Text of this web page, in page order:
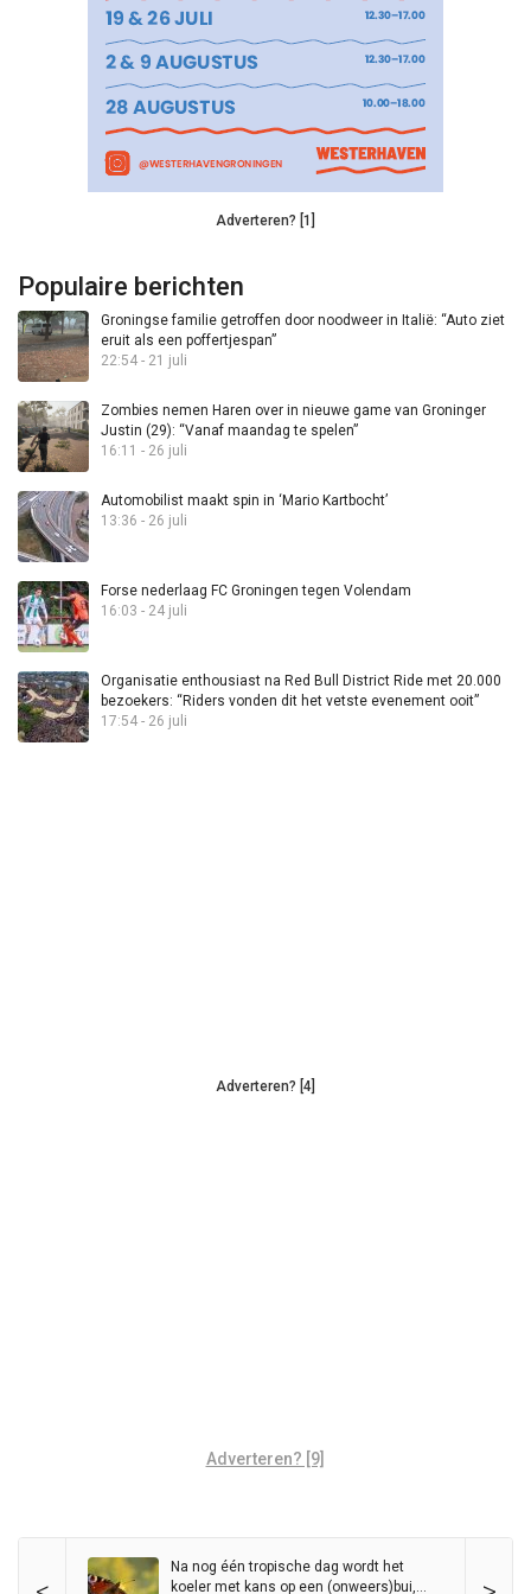
Adverteren? [1]
Populaire berichten
Groningse familie getroffen door noodweer in Italië: “Auto ziet
eruit als een poffertjespan”
22:54 - 21 juli
Zombies nemen Haren over in nieuwe game van Groninger
Justin (29): “Vanaf maandag te spelen”
16:11 - 26 juli
Automobilist maakt spin in ‘Mario Kartbocht’
13:36 - 26 juli
Forse nederlaag FC Groningen tegen Volendam
16:03 - 24 juli
Organisatie enthousiast na Red Bull District Ride met 20.000
bezoekers: “Riders vonden dit het vetste evenement ooit”
17:54 - 26 juli
Adverteren? [4]
Adverteren? [9]
Na nog één tropische dag wordt het
koeler met kans op een (onweers)bui,